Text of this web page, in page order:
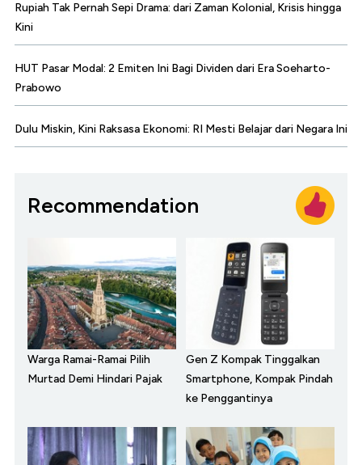
Rupiah Tak Pernah Sepi Drama: dari Zaman Kolonial, Krisis hingga
Kini
HUT Pasar Modal: 2 Emiten Ini Bagi Dividen dari Era Soeharto-
Prabowo
Dulu Miskin, Kini Raksasa Ekonomi: RI Mesti Belajar dari Negara Ini
Recommendation
Warga Ramai-Ramai Pilih
Murtad Demi Hindari Pajak
Gen Z Kompak Tinggalkan
Smartphone, Kompak Pindah
ke Penggantinya